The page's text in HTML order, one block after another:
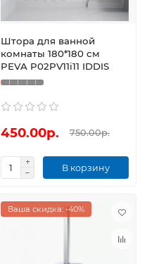
Штора для ванной
комнаты 180*180 см
PEVA P02PV11i11 IDDIS
450.00р. 750.00р.
В корзину
Ваша скидка: -40%